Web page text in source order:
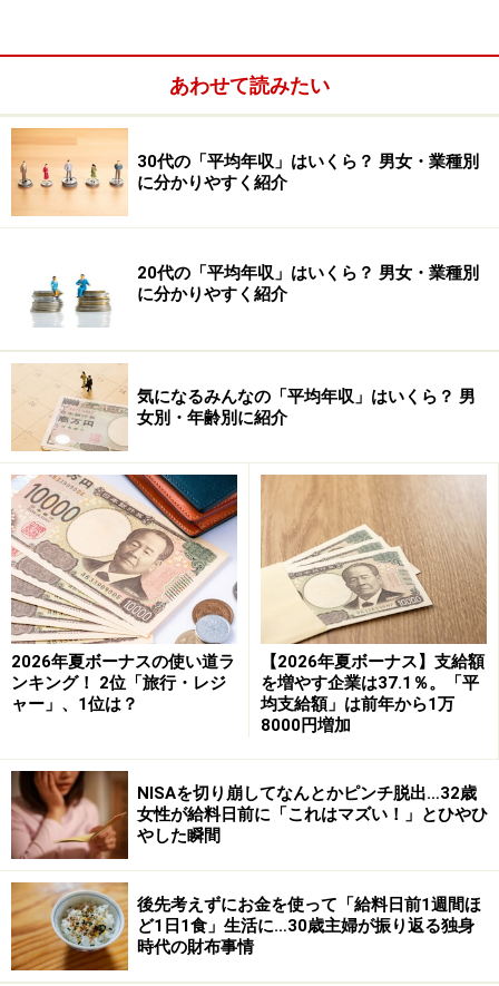
・家賃（住宅ローン）：5万7000円
・食費：2万円
・交際費：3万円
・電気代：8000円
・ガス代：9000円
・水道代：6000円
・通信費：4000円
・毎月貯蓄に回している額：5万円
人生で1番惨めさを感じた瞬間
29歳男性が給料日前に「これは本当に一番マズい！」と
感じたのは20代前半のころだそう。
「当時は給料が今よりも低く、さらに給料日前で手持ち
のお金が0円に近かったことがあり、チューブのわさび
をおかずにご飯を食べていたことがありました。その時
はさすがに『何やってんだ……』と自分が情けなくなり、
人生で1番惨めさを感じた瞬間だったかもしれません」
お金がなかったことはもちろん、「食材が買えずまとも
な食事が取れない＝このまま飢えるのではという想像を
してしまい、1人暮らしということもあって本当にマズ
いと思いました」と、当時抱いた感情を振り返ります。
あわせて読みたい
30代の「平均年収」はいくら？ 男女・業種別
に分かりやすく紹介
20代の「平均年収」はいくら？ 男女・業種別
に分かりやすく紹介
気になるみんなの「平均年収」はいくら？ 男
女別・年齢別に紹介
2026年夏ボーナスの使い道ラ
ンキング！ 2位「旅行・レジ
ャー」、1位は？
【2026年夏ボーナス】支給額
を増やす企業は37.1％。「平
均支給額」は前年から1万
8000円増加
NISAを切り崩してなんとかピンチ脱出…32歳
女性が給料日前に「これはマズい！」とひやひ
やした瞬間
後先考えずにお金を使って「給料日前1週間ほ
ど1日1食」生活に…30歳主婦が振り返る独身
時代の財布事情